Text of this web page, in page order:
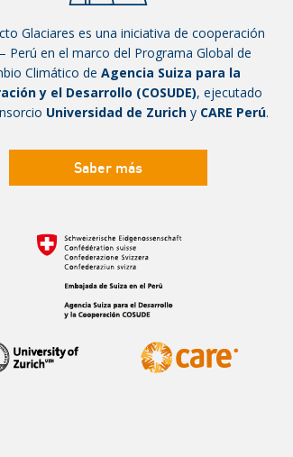
Glaciares es una iniciativa de cooperación
Perú en el marco del Programa Global de
Climático de Agencia Suiza para la
y el Desarrollo (COSUDE), ejecutado
Universidad de Zurich y CARE Perú.
Saber más